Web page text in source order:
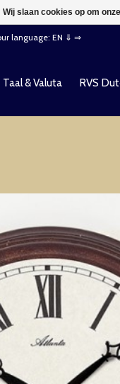
language: EN ⇓ ⇒
Taal & Valuta RVS
Wij slaan cookies op om